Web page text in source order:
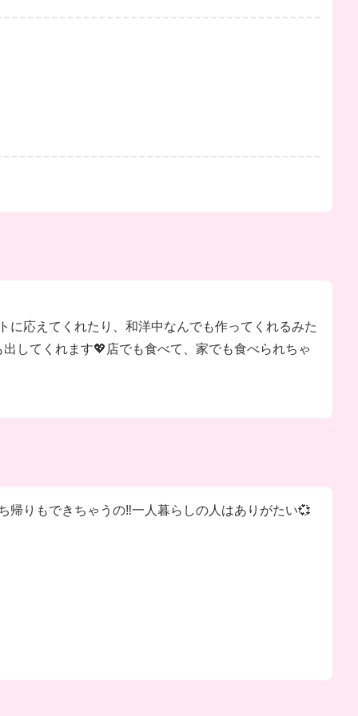
に応えてくれたり、和洋中なんでも作ってくれるみた
してくれます💖店でも食べて、家でも食べられちゃ
帰りもできちゃうの‼️一人暮らしの人はありがたい💞